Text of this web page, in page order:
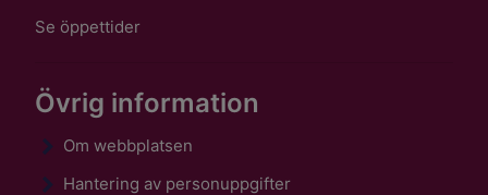
Se öppettider
Övrig information
Om webbplatsen
Hantering av personuppgifter